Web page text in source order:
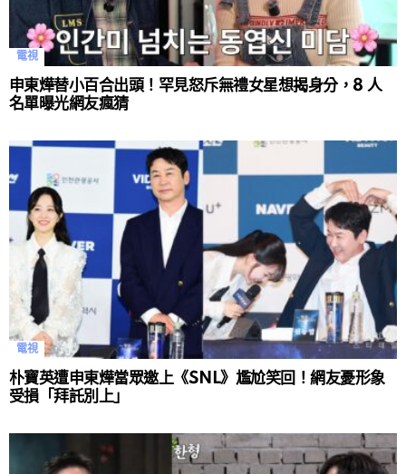
電視
申東燁替小百合出頭！罕見怒斥無禮女星想揭身分，8 人
名單曝光網友瘋猜
電視
朴寶英遭申東燁當眾邀上《SNL》尷尬笑回！網友憂形象
受損「拜託別上」